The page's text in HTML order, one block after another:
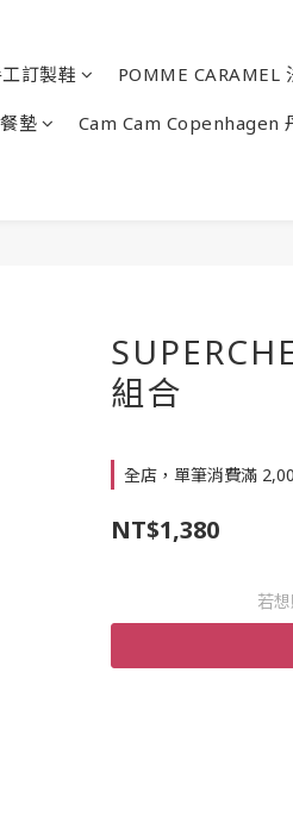
訂製鞋 POMME CARAMEL
墊 Cam Cam Copenhagen
組合
全店，單筆消費滿
NT$1,380
若